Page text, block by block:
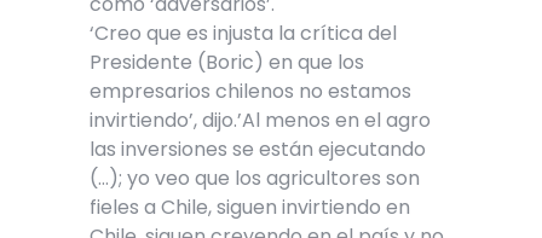
‘Creo que es injusta la crítica del
Presidente (Boric) en que los
empresarios chilenos no estamos
invirtiendo’, dijo.’Al menos en el agro
las inversiones se están ejecutando
(…); yo veo que los agricultores son
fieles a Chile, siguen invirtiendo en